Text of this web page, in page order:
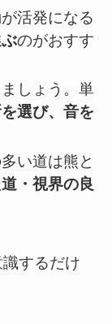
活発になる
のがおすす
しょう。単
選び、音を
い道は熊と
・視界の良
識するだけ